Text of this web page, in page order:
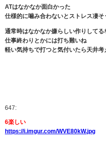
ATはなかなか面白かった
仕様的に噛み合わないとストレス凄そ
通常時はなかなか嫌らしい作りしてる
仕事終わりとかには打ち難いね
軽い気持ちで打つと気付いたら天井
647:
6楽しい
https://i.imgur.com/WVE80kW.jpg